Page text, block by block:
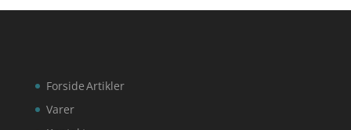
Forside
Varer
Artikler